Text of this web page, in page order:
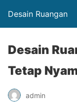
Desain Ruangan
Desain
Tetap
admin